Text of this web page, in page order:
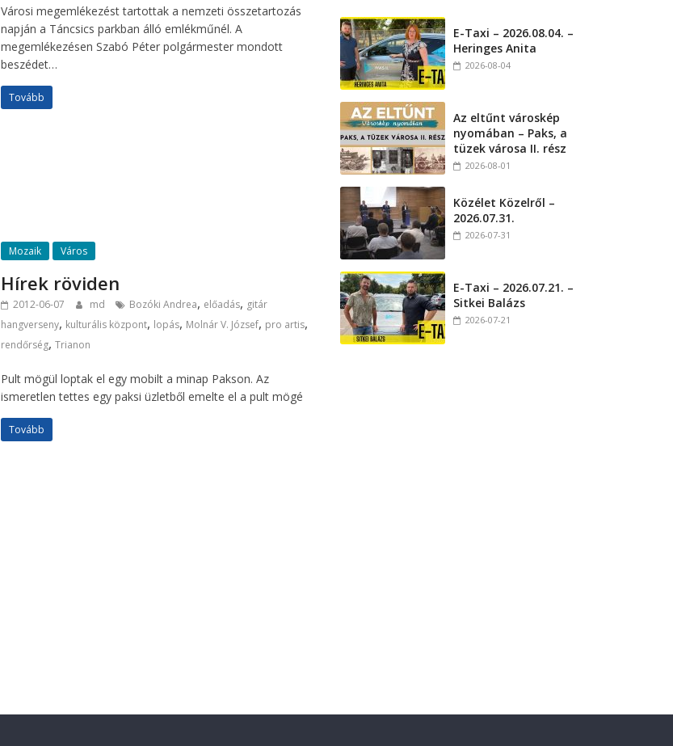
Városi megemlékezést tartottak a nemzeti összetartozás
napján a Táncsics parkban álló emlékműnél. A
megemlékezésen Szabó Péter polgármester mondott
beszédet…
Tovább
Mozaik Város
Hírek röviden
2012-06-07 md Bozóki Andrea, előadás, gitár
hangverseny, kulturális központ, lopás, Molnár V. József, pro artis,
rendőrség,Trianon
Pult mögül loptak el egy mobilt a minap Pakson. Az
ismeretlen tettes egy paksi üzletből emelte el a pult mögé
Tovább
E-Taxi – 2026.08.04. –
Heringes Anita
2026-08-04
Az eltűnt városkép
nyomában – Paks, a
tüzek városa II. rész
2026-08-01
Közélet Közelről –
2026.07.31.
2026-07-31
E-Taxi – 2026.07.21. –
Sitkei Balázs
2026-07-21